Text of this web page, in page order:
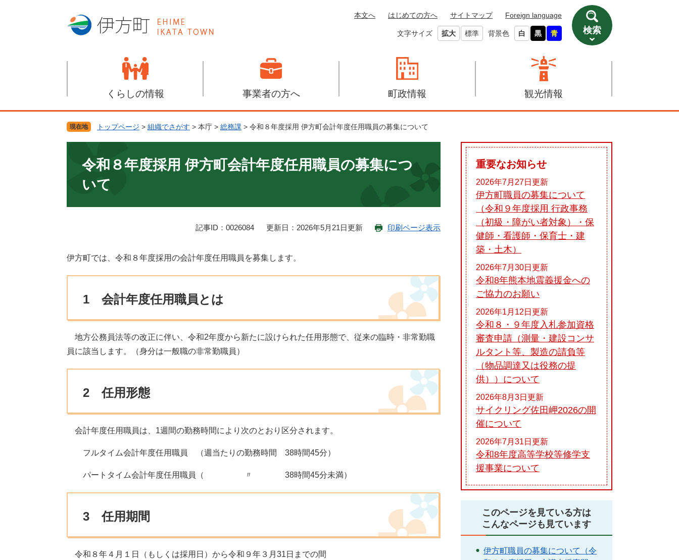
本文へ はじめての方へ サイトマップ Foreign language
文字サイズ 拡大 標準 背景色 白 黒 青 検索
くらしの情報 事業者の方へ 町政情報 観光情報
現在地 トップページ > 組織でさがす > 本庁 > 総務課 > 令和８年度採用 伊方町会計年度任用職員の募集について
令和８年度採用 伊方町会計年度任用職員の募集につ
いて
記事ID：0026084 更新日：2026年5月21日更新 印刷ページ表示
伊方町では、令和８年度採用の会計年度任用職員を募集します。
1 会計年度任用職員とは
地方公務員法等の改正に伴い、令和2年度から新たに設けられた任用形態で、従来の臨時・非常勤職
員に該当します。（身分は一般職の非常勤職員）
2 任用形態
会計年度任用職員は、1週間の勤務時間により次のとおり区分されます。
フルタイム会計年度任用職員 （週当たりの勤務時間 38時間45分）
パートタイム会計年度任用職員（ 〃 38時間45分未満）
3 任用期間
令和８年４月１日（もしくは採用日）から令和９年３月31日までの間
重要なお知らせ
2026年7月27日更新
伊方町職員の募集について
（令和９年度採用 行政事務
（初級・障がい者対象）・保
健師・看護師・保育士・建
築・土木）
2026年7月30日更新
令和8年熊本地震義援金への
ご協力のお願い
2026年1月12日更新
令和８・９年度入札参加資格
審査申請（測量・建設コンサ
ルタント等、製造の請負等
（物品調達又は役務の提
供））について
2026年8月3日更新
サイクリング佐田岬2026の開
催について
2026年7月31日更新
令和8年度高等学校等修学支
援事業について
このページを見ている方は
こんなページも見ています
伊方町職員の募集について（令